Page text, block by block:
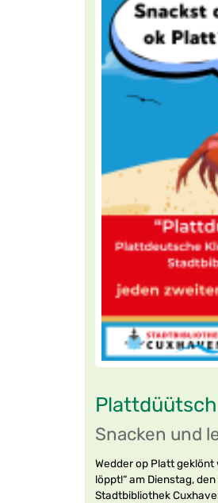
Snacken und
Wedder op Platt
löppt!“ am Dienstag,
Stadtbibliothek